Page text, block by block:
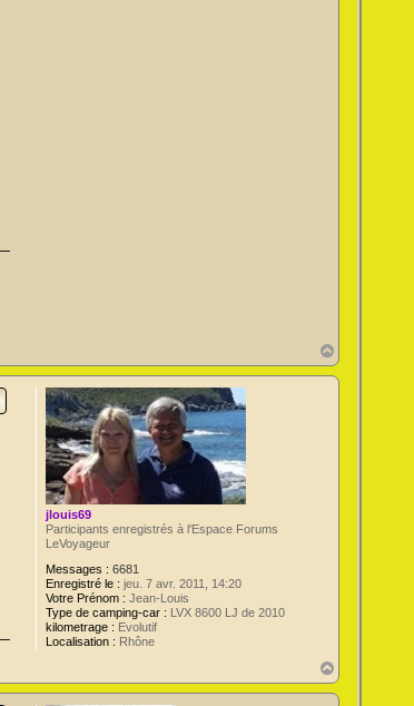
a
u
jlouis69
Participants enregistrés à l'Espace Forums
LeVoyageur
Messages : 6681
Enregistré le : jeu. 7 avr. 2011, 14:20
Votre Prénom : Jean-Louis
Type de camping-car : LVX 8600 LJ de 2010
kilometrage : Evolutif
Localisation : Rhône
a
u